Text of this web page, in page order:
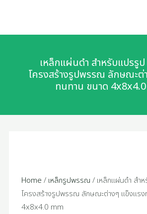
content
เหล็กแผ่นดำ สำหรับแปรรูป
โครงสร้างรูปพรรณ ลักษณะต่
ทนทาน ขนาด
Home / เหล็กรูปพรรณ / เหล็กแผ่นดำ สำ
โครงสร้างรูปพรรณ ลักษณะต่างๆ แข็งแร
4x8x4.0 mm
ดำ
แปรรูป
เป็น
รูป
แรง
ทนทาน
ขนาด